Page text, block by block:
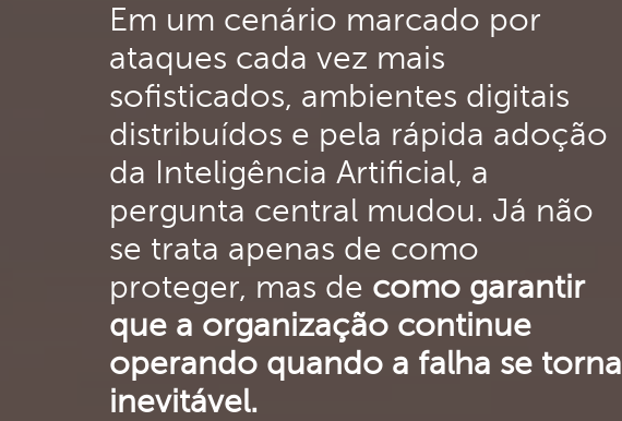
Em um cenário marcado por
ataques cada vez mais
sofisticados, ambientes digitais
distribuídos e pela rápida adoção
da Inteligência Artificial, a
pergunta central mudou. Já não
se trata apenas de como
proteger, mas de como garantir
que a organização continue
operando quando a falha se torna
inevitável.